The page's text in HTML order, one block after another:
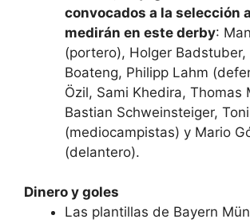
convocados a la selección
medirán en este derby:
(portero), Holger Badstuber,
Boateng, Philipp Lahm
Özil, Sami Khedira, Thomas
Bastian Schweinsteiger,
(mediocampistas) y Mario
(delantero).
Dinero y goles
Las plantillas de Bayern